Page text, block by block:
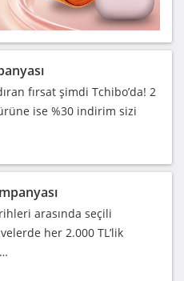
fırsat şimdi Tchibo’da! 2
ise %30 indirim sizi
arasında seçili
her 2.000 TL’lik